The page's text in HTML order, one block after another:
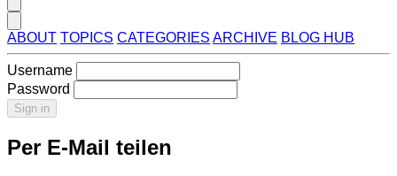
ABOUT TOPICS CATEGORIES ARCHIVE BLOG HUB
Username
Password
Sign in
Per E-Mail teilen